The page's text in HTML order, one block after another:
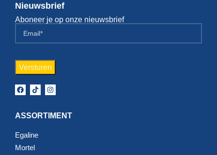
Nieuwsbrief
Aboneer je op onze nieuwsbrief
ASSORTIMENT
Egaline
Mortel